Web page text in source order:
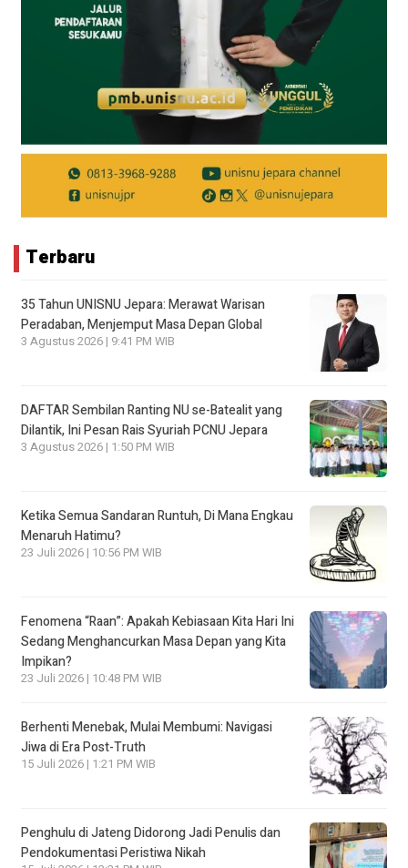
Terbaru
35 Tahun UNISNU Jepara: Merawat Warisan
Peradaban, Menjemput Masa Depan Global
3 Agustus 2026 | 9:41 PM WIB
DAFTAR Sembilan Ranting NU se-Batealit yang
Dilantik, Ini Pesan Rais Syuriah PCNU Jepara
3 Agustus 2026 | 1:50 PM WIB
Ketika Semua Sandaran Runtuh, Di Mana Engkau
Menaruh Hatimu?
23 Juli 2026 | 10:56 PM WIB
Fenomena “Raan”: Apakah Kebiasaan Kita Hari Ini
Sedang Menghancurkan Masa Depan yang Kita
Impikan?
23 Juli 2026 | 10:48 PM WIB
Berhenti Menebak, Mulai Membumi: Navigasi
Jiwa di Era Post-Truth
15 Juli 2026 | 1:21 PM WIB
Penghulu di Jateng Didorong Jadi Penulis dan
Pendokumentasi Peristiwa Nikah